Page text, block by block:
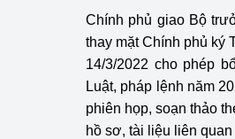
Chính phủ giao Bộ
thay mặt Chính phủ ký
14/3/2022 cho phép
Luật, pháp lệnh năm
phiên họp, soạn thảo
hồ sơ, tài liệu liên